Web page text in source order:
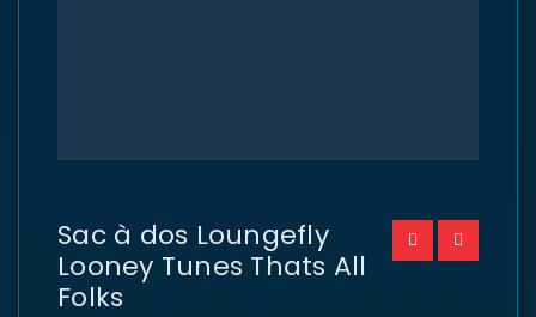
Sac à dos Loungefly
Looney Tunes Thats All
Folks